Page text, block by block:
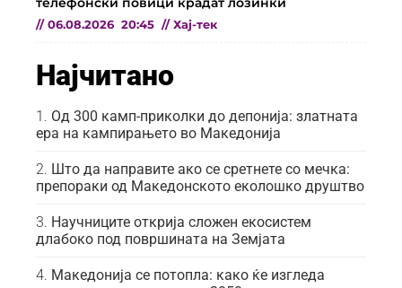
// 06.08.2026 20:45 // Хај-тек
Најчитано
Од 300 камп-приколки до депонија: златната
ера на кампирањето во Македонија
Што да направите ако се сретнете со мечка:
препораки од Македонското еколошко друштво
Научниците открија сложен екосистем
длабоко под површината на Земјата
Македонија се потопла: како ќе изгледа